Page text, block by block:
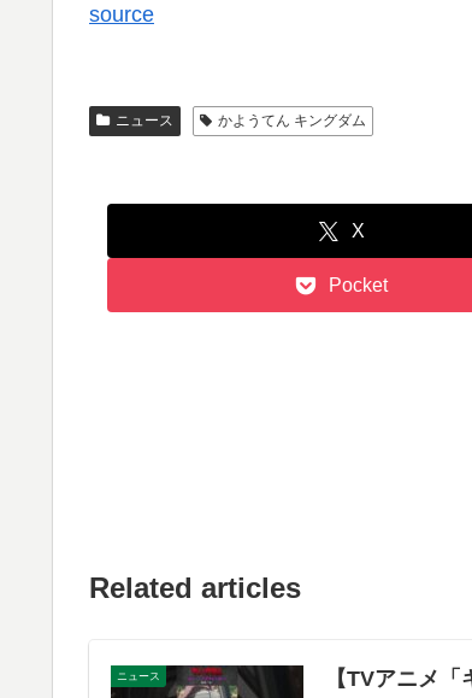
source
ニュース かようてん キングダム
X
Pocket
Related articles
ニュース
【TVアニメ